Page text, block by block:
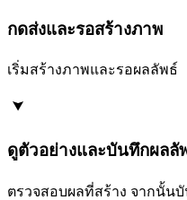
กดส่งและรอสร้างภาพ
เริ่มสร้างภาพและรอผลลัพธ์
ดูตัวอย่างและบันทึกผลลั
ตรวจสอบผลที่สร้าง จากนั้น